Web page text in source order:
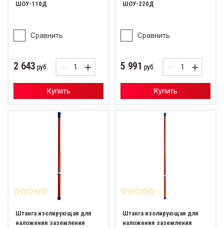
ШОУ-110Д
Сравнить
2 643 руб. − +
Купить
ШОУ-220Д
Сравнить
5 991 руб. − +
Купить
Штанга изолирующая для
наложения заземления
Штанга изолирующая для
наложения заземления